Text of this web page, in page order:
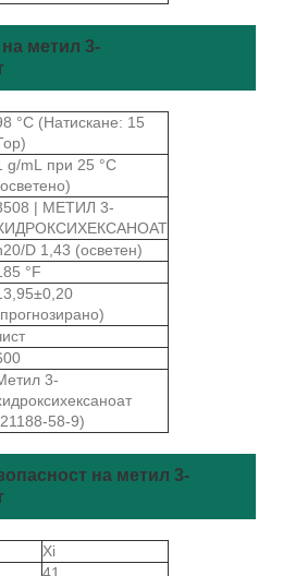
метил 3-
°C (Натискане: 15
g/mL при 25 °C
| МЕТИЛ 3-
D 1,43 (осветен)
°F
3-
58-9)
на метил 3-
Xi
41